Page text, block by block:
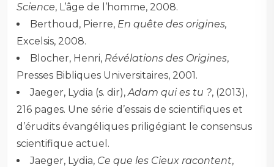
Science, L’âge de l’homme, 2008.
Berthoud, Pierre, En quête des origines,
Excelsis, 2008.
Blocher, Henri, Révélations des Origines,
Presses Bibliques Universitaires, 2001.
Jaeger, Lydia (s. dir),Adam qui es tu ?, (2013),
216 pages. Une série d’essais de scientifiques et
d’érudits évangéliques priligégiant le consensus
scientifique actuel.
Jaeger, Lydia, Ce que les Cieux racontent,